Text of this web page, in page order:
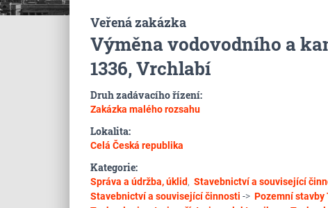
Veřená zakázka
Výměna vodovodního a
1336, Vrchlabí
Druh zadávacího řízení:
Zakázka malého rozsahu
Lokalita:
Celá Česká republika
Kategorie:
Správa a údržba, úklid, Stavebnictví a související
Stavebnictví a související činnosti -> Pozemní stavby